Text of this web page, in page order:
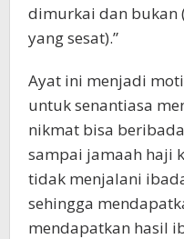
dimurkai dan bukan
yang sesat).”
Ayat ini menjadi
untuk senantiasa
nikmat bisa
sampai jamaah haji
tidak menjalani
sehingga
mendapatkan hasil